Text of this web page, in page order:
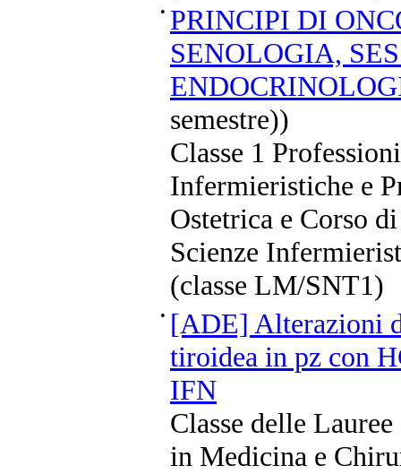
• PRINCIPI DI
SENOLOGIA,
semestre))
Classe 1
Infermieristiche e
Ostetrica e Corso
Scienze
(classe LM/SNT1)
• [ADE] Alterazioni
tiroidea in pz con
IFN
Classe delle
in Medicina e